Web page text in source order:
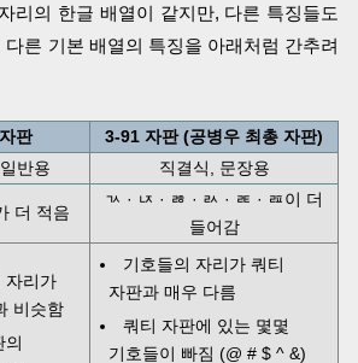
리의 한글 배열이 같지만, 다른 특징들도
른 기본 배열의 특징을 아래처럼 간추려
판
3-91 자판 (공병우 최총 자판)
반용
직결식, 문장용
더 적음
ㄳ · ㄵ · ㅀ · ㄽ · ㄾ · ㄿ이 더
들어감
자리가
비슷함
의
기호들의 자리가 쿼티
자판과 매우 다름
쿼티 자판에 있는 몇몇
기호들이 빠짐 (@ # $ ^ &)